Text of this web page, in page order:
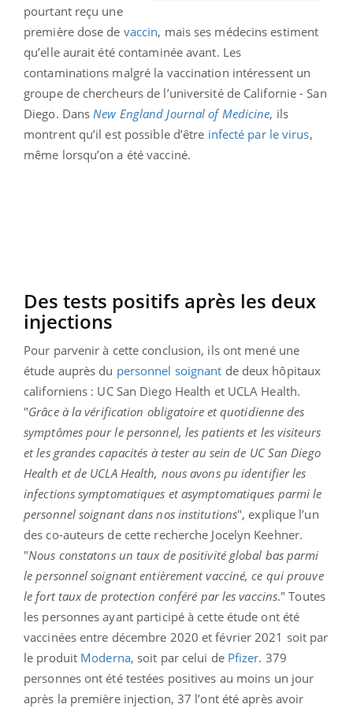
pourtant reçu une
première dose de vaccin, mais ses médecins estiment
qu’elle aurait été contaminée avant. Les
contaminations malgré la vaccination intéressent un
groupe de chercheurs de l’université de Californie - San
Diego. DansNew England Journal of Medicine, ils
montrent qu’il est possible d’être infecté par le virus,
même lorsqu’on a été vacciné.
Des tests positifs après les deux
injections
Pour parvenir à cette conclusion, ils ont mené une
étude auprès du personnel soignant de deux hôpitaux
californiens : UC San Diego Health et UCLA Health.
"Grâce à la vérification obligatoire et quotidienne des
symptômes pour le personnel, les patients et les visiteurs
et les grandes capacités à tester au sein de UC San Diego
Health et de UCLA Health, nous avons pu identifier les
infections symptomatiques et asymptomatiques parmi le
personnel soignant dans nos institutions", explique l’un
des co-auteurs de cette recherche Jocelyn Keehner.
"Nous constatons un taux de positivité global bas parmi
le personnel soignant entièrement vacciné, ce qui prouve
le fort taux de protection conféré par les vaccins." Toutes
les personnes ayant participé à cette étude ont été
vaccinées entre décembre 2020 et février 2021 soit par
le produit Moderna, soit par celui de Pfizer. 379
personnes ont été testées positives au moins un jour
après la première injection, 37 l’ont été après avoir